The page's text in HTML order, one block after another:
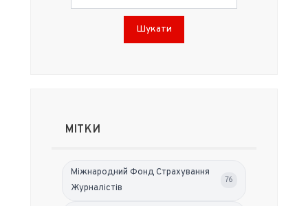
Шукати
МІТКИ
Міжнародний Фонд Страхування
Журналістів
76